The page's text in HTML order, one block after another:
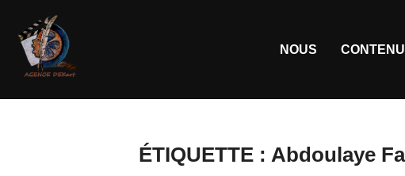
NOUS
ÉTIQUETTE : Abdoulaye